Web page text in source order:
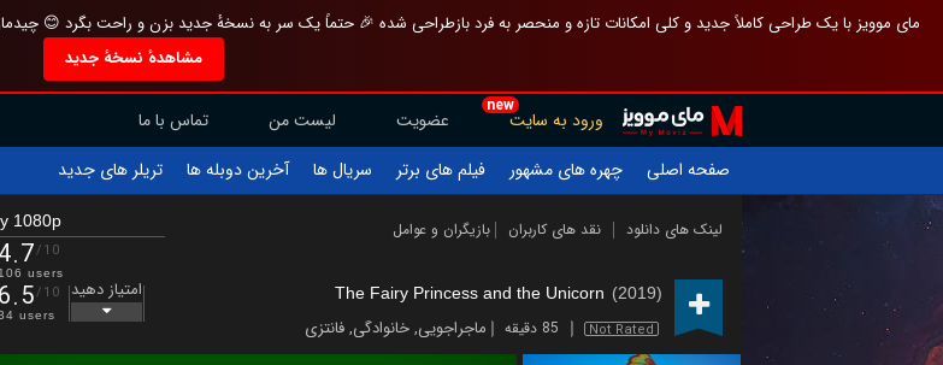
مای موویز با یک طراحی کاملاً جدید و کلی امکانات تازه و منحصر به فرد بازطراحی شده 🎉 حتماً یک سر به نسخهٔ جدید بزن و راحت بگرد 😊
مشاهدهٔ نسخهٔ جدید
new
ورود به سایت عضویت لیست من
تماس با ما
صفحه اصلی
چهره های مشهور فیلم های برتر سریال ها آخرین دوبله ها تریلر های جدید
لینک های دانلود نقد های کاربران بازیگران و عوامل
The Fairy Princess and the Unicorn (2019)
Not Rated 85 دقیقه ماجراجویی,خانوادگی,فانتزی
1080p
4.7/10
106 users
6.5/10
users
امتیاز دهید